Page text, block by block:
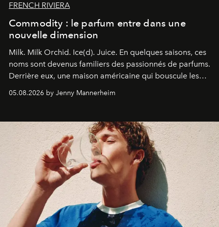
FRENCH RIVIERA
Commodity : le parfum entre dans une
nouvelle dimension
Milk. Milk Orchid. Ice(d). Juice. En quelques saisons, ces
noms sont devenus familiers des passionnés de parfums.
Derrière eux, une maison américaine qui bouscule les
codes de la parfumerie contemporaine en proposant
une approche aussi intuitive que personnelle :
05.08.2026 by Jenny Mannerheim